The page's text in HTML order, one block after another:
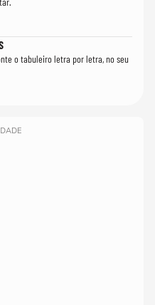
o tabuleiro letra por letra, no seu